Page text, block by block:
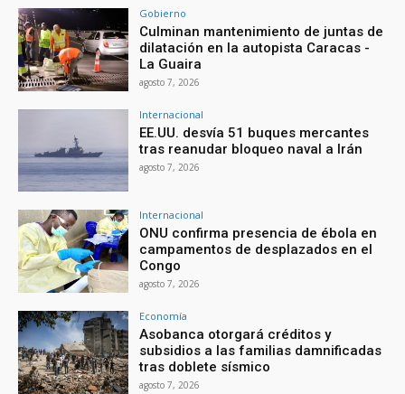
Gobierno
Culminan mantenimiento de juntas de
dilatación en la autopista Caracas -
La Guaira
agosto 7, 2026
Internacional
EE.UU. desvía 51 buques mercantes
tras reanudar bloqueo naval a Irán
agosto 7, 2026
Internacional
ONU confirma presencia de ébola en
campamentos de desplazados en el
Congo
agosto 7, 2026
Economía
Asobanca otorgará créditos y
subsidios a las familias damnificadas
tras doblete sísmico
agosto 7, 2026